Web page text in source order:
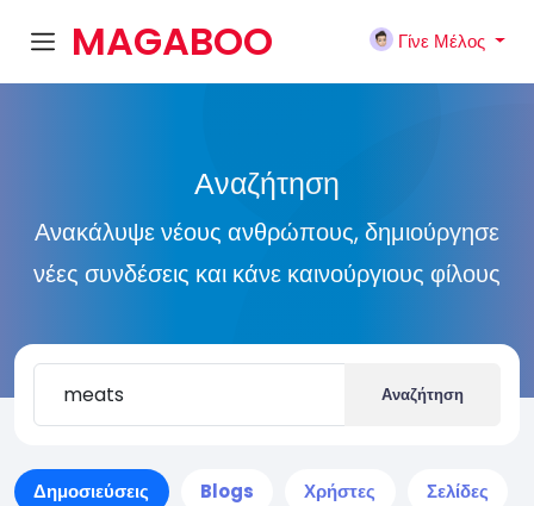
MAGABOO
Γίνε Μέλος
Αναζήτηση
Ανακάλυψε νέους ανθρώπους, δημιούργησε
νέες συνδέσεις και κάνε καινούργιους φίλους
Αναζήτηση
Δημοσιεύσεις Blogs Χρήστες Σελίδες